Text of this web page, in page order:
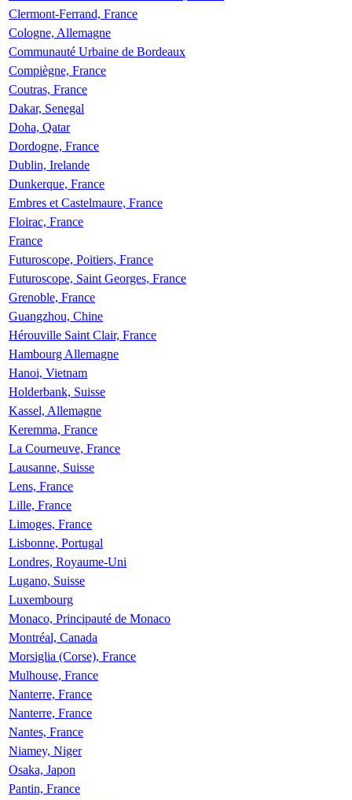
Clermont-Ferrand, France
Cologne, Allemagne
Communauté Urbaine de Bordeaux
Compiègne, France
Coutras, France
Dakar, Senegal
Doha, Qatar
Dordogne, France
Dublin, Irelande
Dunkerque, France
Embres et Castelmaure, France
Floirac, France
France
Futuroscope, Poitiers, France
Futuroscope, Saint Georges, France
Grenoble, France
Guangzhou, Chine
Hérouville Saint Clair, France
Hambourg Allemagne
Hanoi, Vietnam
Holderbank, Suisse
Kassel, Allemagne
Keremma, France
La Courneuve, France
Lausanne, Suisse
Lens, France
Lille, France
Limoges, France
Lisbonne, Portugal
Londres, Royaume-Uni
Lugano, Suisse
Luxembourg
Monaco, Principauté de Monaco
Montréal, Canada
Morsiglia (Corse), France
Mulhouse, France
Nanterre, France
Nanterre, France
Nantes, France
Niamey, Niger
Osaka, Japon
Pantin, France